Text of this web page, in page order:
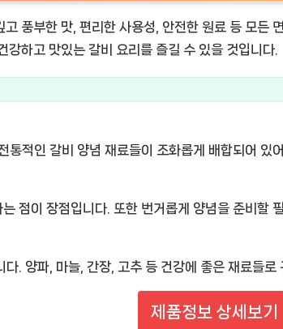
풍부한 맛, 편리한 사용성, 안전한 원료 등 모든
하고 맛있는 갈비 요리를 즐길 수 있을 것입니다.
적인 갈비 양념 재료들이 조화롭게 배합되어 있
점이 장점입니다. 또한 번거롭게 양념을 준비할
. 양파, 마늘, 간장, 고추 등 건강에 좋은 재료들
제품정보 상세보기